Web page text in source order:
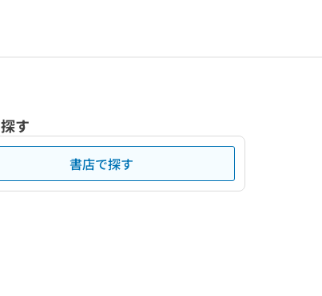
す
書店で探す